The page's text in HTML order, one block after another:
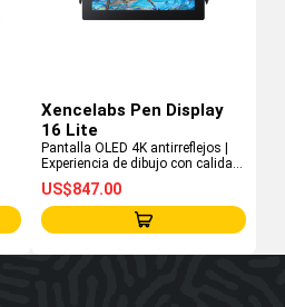
Xencelabs Pen Display
16 Lite
Pantalla OLED 4K antirreflejos |
Experiencia de dibujo con calidad
de estudio | Diseño ultraportátil
US$847.00